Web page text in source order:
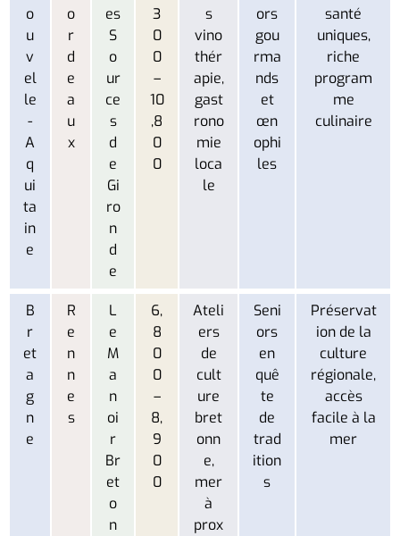
o
u
v
el
le
-
A
q
ui
ta
in
e
o
r
d
e
a
u
x
es
S
o
ur
ce
s
d
e
Gi
ro
n
d
e
3
0
0
–
10
,8
0
0
s
vino
thér
apie,
gast
rono
mie
loca
le
ors
gou
rma
nds
et
œn
ophi
les
santé
uniques,
riche
program
me
culinaire
B
r
et
a
g
n
e
R
e
n
n
e
s
L
e
M
a
n
oi
r
Br
et
o
n
6,
8
0
0
–
8,
9
0
0
Ateli
ers
de
cult
ure
bret
onn
e,
mer
à
prox
Seni
ors
en
quê
te
de
trad
ition
s
Préservat
ion de la
culture
régionale,
accès
facile à la
mer